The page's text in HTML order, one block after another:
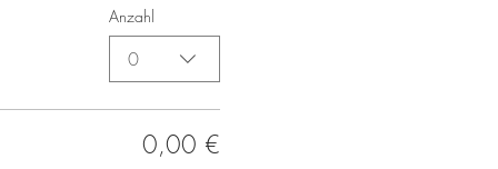
Anzahl
0
0,00 €